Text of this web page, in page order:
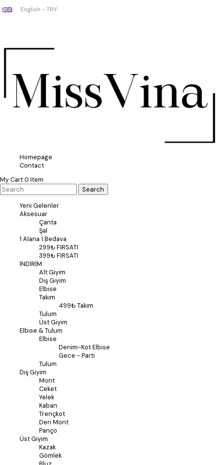
English - TRY
Homepage
Contact
My Cart0 Item
Yeni Gelenler
Aksesuar
Çanta
Şal
1 Alana 1 Bedava
299₺ FIRSATI
399₺ FIRSATI
İNDİRİM
Alt Giyim
Dış Giyim
Elbise
Takım
499₺ Takım
Tulum
Üst Giyim
Elbise & Tulum
Elbise
Denim-Kot Elbise
Gece - Parti
Tulum
Dış Giyim
Mont
Ceket
Yelek
Kaban
Trençkot
Deri Mont
Panço
Üst Giyim
Kazak
Gömlek